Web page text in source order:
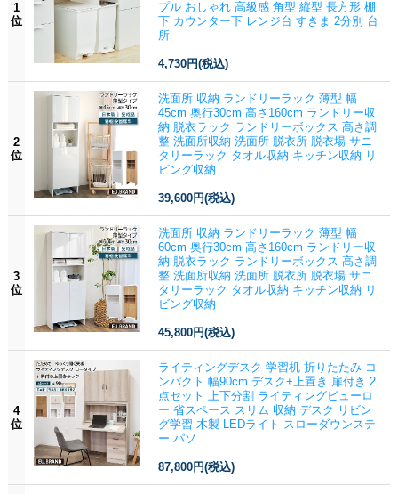
1
位
プル おしゃれ 高級感 角型 縦型 長方形 棚
下 カウンター下 レンジ台 すきま 2分別 台
所
4,730円(税込)
2
位
洗面所 収納 ランドリーラック 薄型 幅
45cm 奥行30cm 高さ160cm ランドリー収
納 脱衣ラック ランドリーボックス 高さ調
整 洗面所収納 洗面所 脱衣所 脱衣場 サニ
タリーラック タオル収納 キッチン収納 リ
ビング収納
39,600円(税込)
3
位
洗面所 収納 ランドリーラック 薄型 幅
60cm 奥行30cm 高さ160cm ランドリー収
納 脱衣ラック ランドリーボックス 高さ調
整 洗面所収納 洗面所 脱衣所 脱衣場 サニ
タリーラック タオル収納 キッチン収納 リ
ビング収納
45,800円(税込)
4
位
ライティングデスク 学習机 折りたたみ コ
ンパクト 幅90cm デスク+上置き 扉付き 2
点セット 上下分割 ライティングビューロ
ー 省スペース スリム 収納 デスク リビン
グ学習 木製 LEDライト スローダウンステ
ー パソ
87,800円(税込)